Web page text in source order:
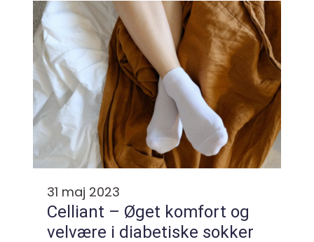
31 maj 2023
Celliant – Øget komfort og
velvære i diabetiske sokker